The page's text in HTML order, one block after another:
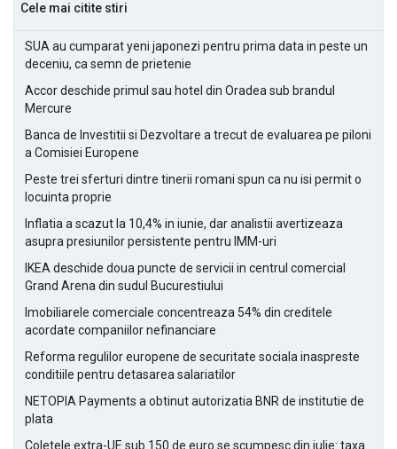
Cele mai citite stiri
SUA au cumparat yeni japonezi pentru prima data in peste un
deceniu, ca semn de prietenie
Accor deschide primul sau hotel din Oradea sub brandul
Mercure
Banca de Investitii si Dezvoltare a trecut de evaluarea pe piloni
a Comisiei Europene
Peste trei sferturi dintre tinerii romani spun ca nu isi permit o
locuinta proprie
Inflatia a scazut la 10,4% in iunie, dar analistii avertizeaza
asupra presiunilor persistente pentru IMM-uri
IKEA deschide doua puncte de servicii in centrul comercial
Grand Arena din sudul Bucurestiului
Imobiliarele comerciale concentreaza 54% din creditele
acordate companiilor nefinanciare
Reforma regulilor europene de securitate sociala inaspreste
conditiile pentru detasarea salariatilor
NETOPIA Payments a obtinut autorizatia BNR de institutie de
plata
Coletele extra-UE sub 150 de euro se scumpesc din iulie: taxa